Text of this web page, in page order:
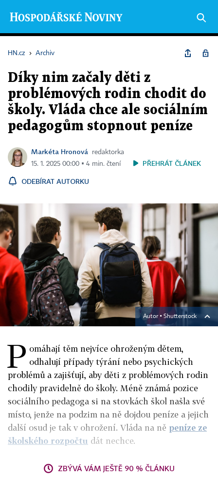
HN.cz › Archiv
Díky nim začaly děti z
problémových rodin chodit do
školy. Vláda chce ale sociálním
pedagogům stopnout peníze
Markéta Hronová
redaktorka
15. 1. 2025 00:00 ▪ 4 min. čtení
PŘEHRÁT ČLÁNEK
ODEBÍRAT AUTORKU
Autor ▪ Shutterstock
P omáhají těm nejvíce ohroženým dětem,
odhalují případy týrání nebo psychických
problémů a zajišťují, aby děti z problémových rodin
chodily pravidelně do školy. Méně známá pozice
sociálního pedagoga si na stovkách škol našla své
místo, jenže na podzim na ně dojdou peníze a jejich
další osud je tak v ohrožení. Vláda na ně peníze ze
školského rozpočtu dát nechce.
ZBÝVÁ VÁM JEŠTĚ 90 % ČLÁNKU